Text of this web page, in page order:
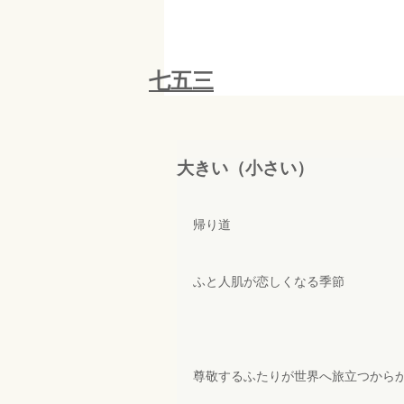
​七五三
大きい（小さい）
帰り道
ふと人肌が恋しくなる季節
尊敬するふたりが世界へ旅立つから